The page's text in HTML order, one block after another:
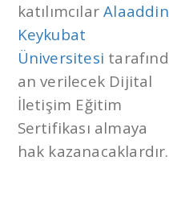
katılımcılarAlaaddin
Keykubat
Üniversitesi tarafınd
an verilecek Dijital
İletişim Eğitim
Sertifikası almaya
hak kazanacaklardır.